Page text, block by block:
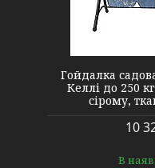
Гойдалка
Келлі до 250
сірому,
10
В